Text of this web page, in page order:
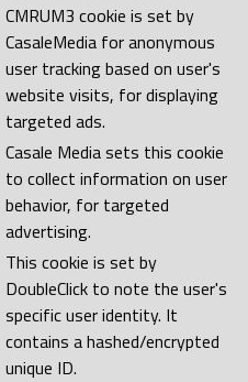
CMRUM3 cookie is set by
CasaleMedia for anonymous
user tracking based on user's
website visits, for displaying
targeted ads.
Casale Media sets this cookie
to collect information on user
behavior, for targeted
advertising.
This cookie is set by
DoubleClick to note the user's
specific user identity. It
contains a hashed/encrypted
unique ID.